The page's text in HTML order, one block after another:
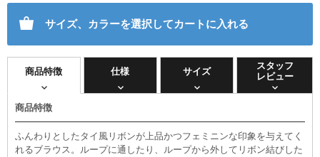
サイズ、カラーを選択してカートに入れる
商品特徴 仕様 サイズ
スタッフ
レビュー
商品特徴
ふんわりとしたタイ風リボンが上品かつフェミニンな印象を与えてく
れるブラウス。ループに通したり、ループから外してリボン結びした